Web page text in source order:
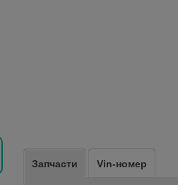
Запчасти Vin-номер